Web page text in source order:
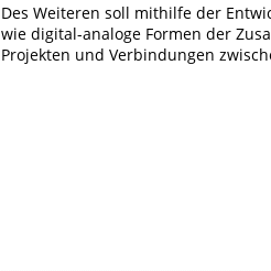
Des Weiteren soll mithilfe der
wie digital-analoge Formen der
Projekten und Verbindungen